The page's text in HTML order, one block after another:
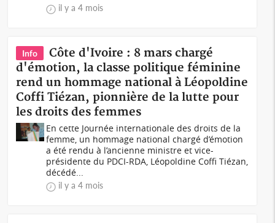
il y a 4 mois
Info
Côte d'Ivoire : 8 mars chargé
d'émotion, la classe politique féminine
rend un hommage national à Léopoldine
Coffi Tiézan, pionnière de la lutte pour
les droits des femmes
En cette Journée internationale des droits de la
femme, un hommage national chargé d’émotion
a été rendu à l’ancienne ministre et vice-
présidente du PDCI-RDA, Léopoldine Coffi Tiézan,
décédé...
il y a 4 mois